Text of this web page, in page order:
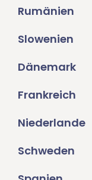
Rumänien
Slowenien
Dänemark
Frankreich
Niederlande
Schweden